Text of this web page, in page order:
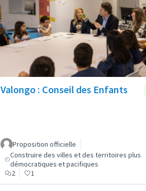
Valongo : Conseil des Enfants
Proposition officielle
Construire des villes et des territoires plus
démocratiques et pacifiques
2
1